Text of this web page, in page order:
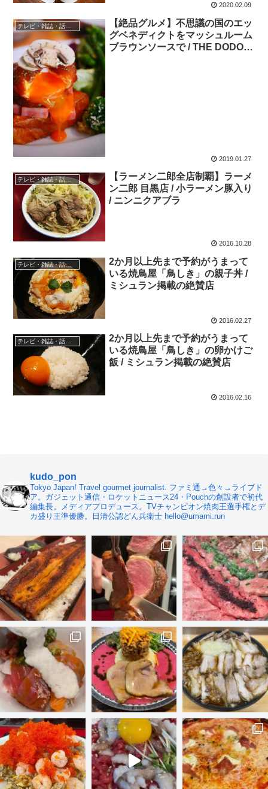
2020.02.09
【絶品グルメ】不思議の国のエッ
グベネディクトをマッシュルーム
ブラウンソースで / THE DODO
2019.01.27
テレビ・雑誌・話題の店
【ラーメン二郎全店制覇】ラーメ
ン二郎 目黒店 / 小ラーメン豚入り
/ ニンニクアブラ
2016.10.28
テレビ・雑誌・話題の店
2か月以上先まで予約がうまって
いる焼鳥屋「鳥しき」の親子丼 /
ミシュラン掲載の絶賛店
2016.02.27
テレビ・雑誌・話題の店
2か月以上先まで予約がうまって
いる焼鳥屋「鳥しき」の卵かけご
飯 / ミシュラン掲載の絶賛店
2016.02.16
kudo_pon
Tokyo Japan! Travel gourmet journalist. ファミ通→色々→ライブド
ア。ガジェット通信・ロケットニュース24・Pouchの創設者で初代
編集長。メディアプロデュース。TVチャンピオン焼肉王選手権とデ
カ盛り王準優勝。日清公認どん兵衛士 hello@umami.run